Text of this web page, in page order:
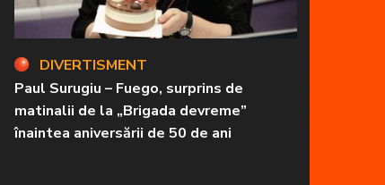
DIVERTISMENT
Paul Surugiu – Fuego, surprins de
matinalii de la „Brigada devreme”
înaintea aniversării de 50 de ani